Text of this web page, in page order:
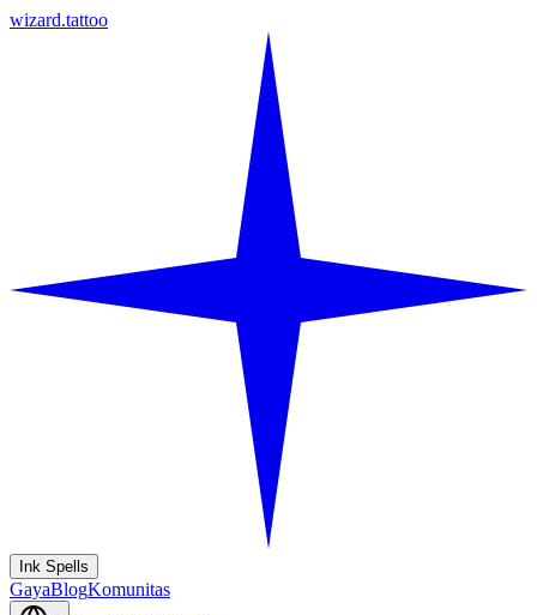
wizard.tattoo
Ink Spells
GayaBlogKomunitas